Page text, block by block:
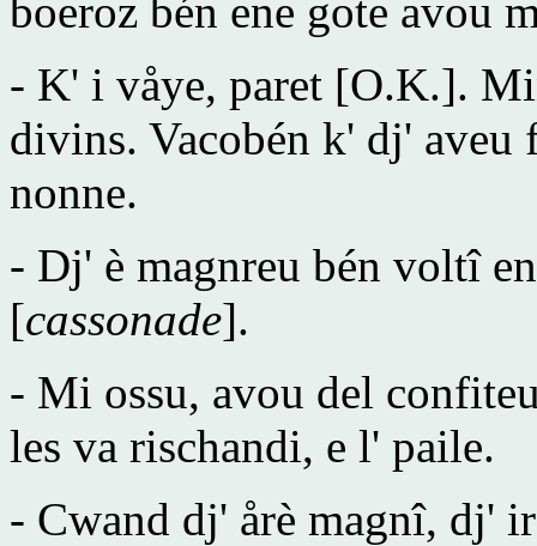
boeroz bén ene gote avou
- K' i våye, paret [O.K.].
divins. Vacobén k' dj' aveu
nonne.
- Dj' è magnreu bén voltî
[cassonade].
- Mi ossu, avou del
les va rischandi, e l' paile.
- Cwand dj' årè magnî, dj'